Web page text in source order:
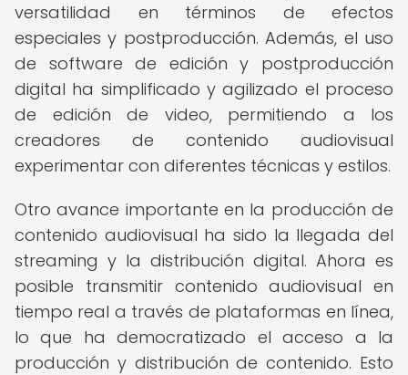
versatilidad en términos de efectos
especiales y postproducción. Además, el uso
de software de edición y postproducción
digital ha simplificado y agilizado el proceso
de edición de video, permitiendo a los
creadores de contenido audiovisual
experimentar con diferentes técnicas y estilos.
Otro avance importante en la producción de
contenido audiovisual ha sido la llegada del
streaming y la distribución digital. Ahora es
posible transmitir contenido audiovisual en
tiempo real a través de plataformas en línea,
lo que ha democratizado el acceso a la
producción y distribución de contenido. Esto